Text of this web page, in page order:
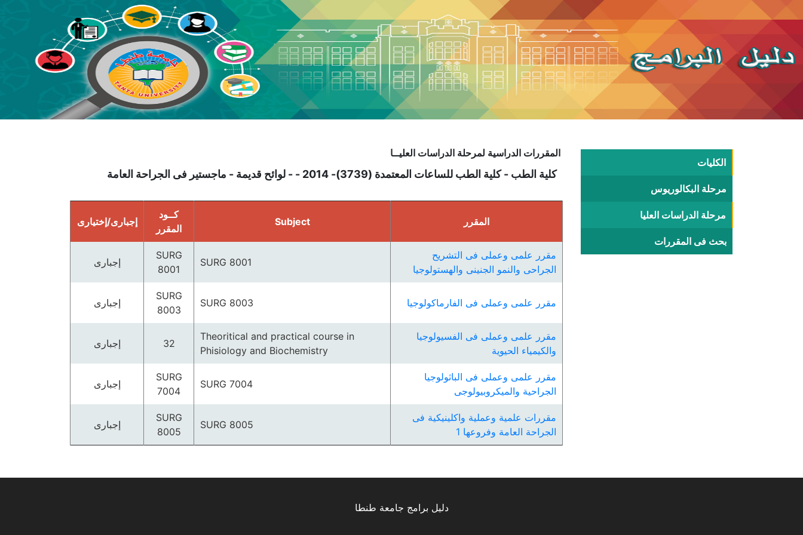
الكليات
مرحلة البكالوريوس
مرحلة الدراسات العليا
بحث فى المقررات
المقررات الدراسية لمرحلة الدراسات العليــا
كلية الطب - كلية الطب للساعات المعتمدة (3739)- 2014 - - لوائح قديمة - ماجستير فى الجراحة العامة
المقرر Subject
كــود
المقرر
إجبارى/إختيارى
مقرر علمى وعملى فى التشريح
الجراحى والنمو الجنينى والھستولوجيا
SURG 8001
SURG
8001
إجبارى
مقرر علمى وعملى فى الفارماكولوجيا SURG 8003
SURG
8003
إجبارى
مقرر علمى وعملى فى الفسيولوجيا
والكيمياء الحيوية
Theoritical and practical course in
Phisiology and Biochemistry
32 إجبارى
مقرر علمى وعملى فى الباثولوجيا
الجراحية والميكروبيولوجى
SURG 7004
SURG
7004
إجبارى
مقررات علمية وعملية واكلينيكية فى
الجراحة العامة وفروعھا 1
SURG 8005
SURG
8005
إجبارى
دليل برامج جامعة طنطا